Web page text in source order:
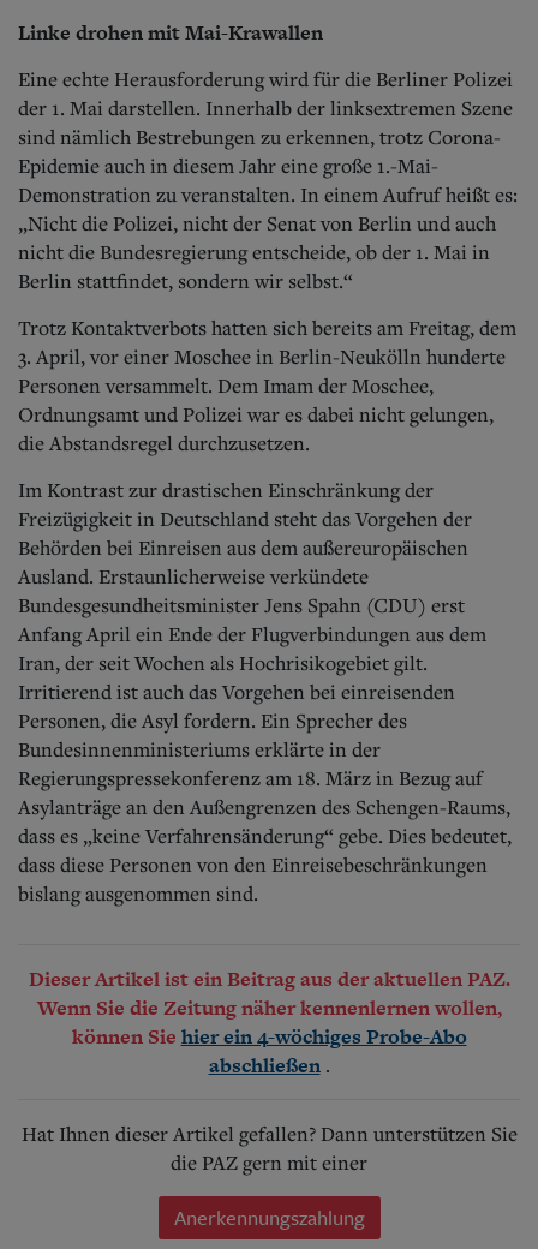
Linke drohen mit Mai-Krawallen
Eine echte Herausforderung wird für die Berliner Polizei
der 1. Mai darstellen. Innerhalb der linksextremen Szene
sind nämlich Bestrebungen zu erkennen, trotz Corona-
Epidemie auch in diesem Jahr eine große 1.-Mai-
Demonstration zu veranstalten. In einem Aufruf heißt es:
„Nicht die Polizei, nicht der Senat von Berlin und auch
nicht die Bundesregierung entscheide, ob der 1. Mai in
Berlin stattfindet, sondern wir selbst.“
Trotz Kontaktverbots hatten sich bereits am Freitag, dem
3. April, vor einer Moschee in Berlin-Neukölln hunderte
Personen versammelt. Dem Imam der Moschee,
Ordnungsamt und Polizei war es dabei nicht gelungen,
die Abstandsregel durchzusetzen.
Im Kontrast zur drastischen Einschränkung der
Freizügigkeit in Deutschland steht das Vorgehen der
Behörden bei Einreisen aus dem außereuropäischen
Ausland. Erstaunlicherweise verkündete
Bundesgesundheitsminister Jens Spahn (CDU) erst
Anfang April ein Ende der Flugverbindungen aus dem
Iran, der seit Wochen als Hochrisikogebiet gilt.
Irritierend ist auch das Vorgehen bei einreisenden
Personen, die Asyl fordern. Ein Sprecher des
Bundesinnenministeriums erklärte in der
Regierungspressekonferenz am 18. März in Bezug auf
Asylanträge an den Außengrenzen des Schengen-Raums,
dass es „keine Verfahrensänderung“ gebe. Dies bedeutet,
dass diese Personen von den Einreisebeschränkungen
bislang ausgenommen sind.
Dieser Artikel ist ein Beitrag aus der aktuellen PAZ.
Wenn Sie die Zeitung näher kennenlernen wollen,
können Sie hier ein 4-wöchiges Probe-Abo
abschließen .
Hat Ihnen dieser Artikel gefallen? Dann unterstützen Sie
die PAZ gern mit einer
Anerkennungszahlung